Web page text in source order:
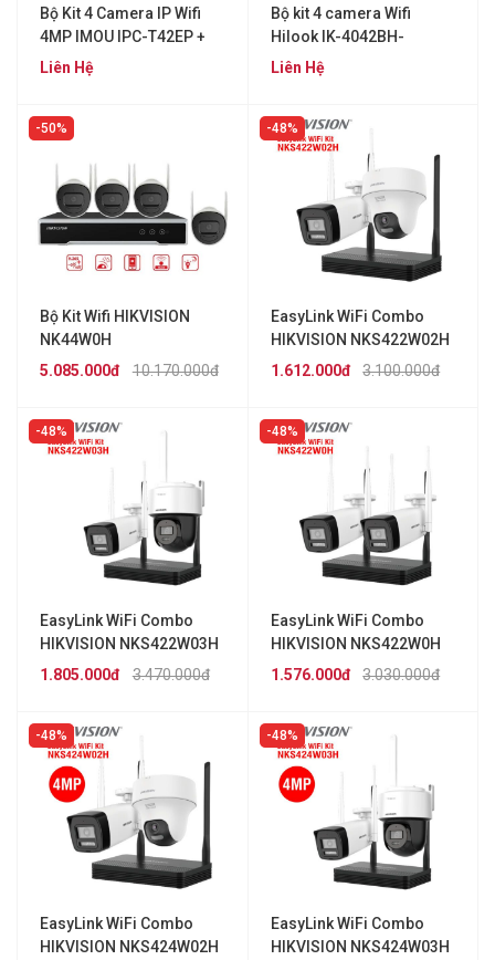
Bộ Kit 4 Camera IP Wifi
4MP IMOU IPC-T42EP +
NVR1104HS-W-S2
Liên Hệ
Bộ kit 4 camera Wifi
Hilook IK-4042BH-
MH/W(B)
Liên Hệ
50%
Bộ Kit Wifi HIKVISION
NK44W0H
10.170.000đ
5.085.000đ
48%
EasyLink WiFi Combo
HIKVISION NKS422W02H
(2MP)
3.100.000đ
1.612.000đ
48%
EasyLink WiFi Combo
HIKVISION NKS422W03H
(2MP)
3.470.000đ
1.805.000đ
48%
EasyLink WiFi Combo
HIKVISION NKS422W0H
(2MP)
3.030.000đ
1.576.000đ
48%
EasyLink WiFi Combo
HIKVISION NKS424W02H
48%
EasyLink WiFi Combo
HIKVISION NKS424W03H